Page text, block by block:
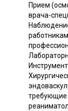
Прием
врача-
требующие